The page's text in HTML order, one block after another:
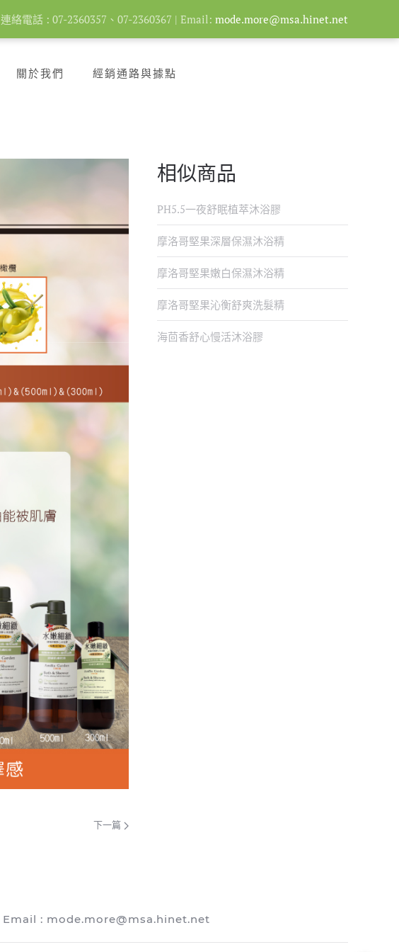
連絡電話 : 07-2360357、07-2360367 | Email: mode.more@msa.hinet.net
關於我們 經銷通路與據點
下一篇
相似商品
PH5.5一夜舒眠植萃沐浴膠
摩洛哥堅果深層保濕沐浴精
摩洛哥堅果嫩白保濕沐浴精
摩洛哥堅果沁衡舒爽洗髮精
海茴香舒心慢活沐浴膠
Email : mode.more@msa.hinet.net